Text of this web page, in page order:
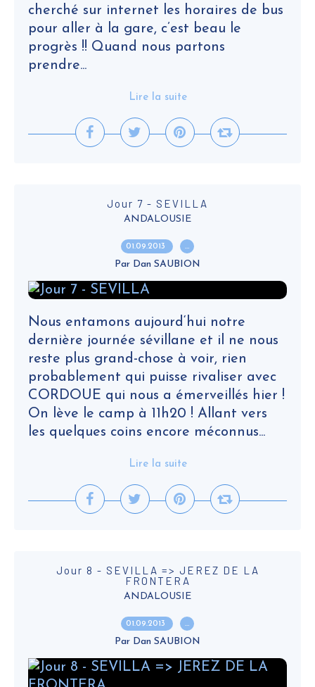
cherché sur internet les horaires de bus
pour aller à la gare, c’est beau le
progrès !! Quand nous partons
prendre...
Lire la suite
Jour 7 - SEVILLA
ANDALOUSIE
01.09.2013 …
Par Dan SAUBION
Nous entamons aujourd‘hui notre
dernière journée sévillane et il ne nous
reste plus grand-chose à voir, rien
probablement qui puisse rivaliser avec
CORDOUE qui nous a émerveillés hier !
On lève le camp à 11h20 ! Allant vers
les quelques coins encore méconnus...
Lire la suite
Jour 8 - SEVILLA => JEREZ DE LA
FRONTERA
ANDALOUSIE
01.09.2013 …
Par Dan SAUBION